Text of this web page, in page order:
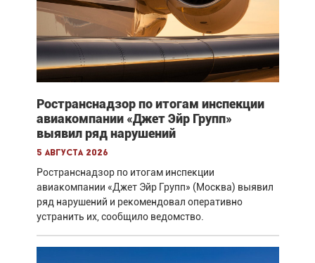
Ространснадзор по итогам инспекции
авиакомпании «Джет Эйр Групп»
выявил ряд нарушений
5 августа 2026
Ространснадзор по итогам инспекции
авиакомпании «Джет Эйр Групп» (Москва) выявил
ряд нарушений и рекомендовал оперативно
устранить их, сообщило ведомство.